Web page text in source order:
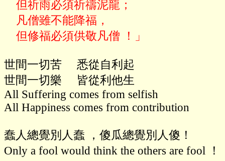
世間一切苦     悉從自利起
世間一切樂     皆從利他生
All Suffering comes from selfish
All Happiness comes from contribution
蠢人總覺別人蠢 ，傻瓜總覺別人傻！
Only a fool would think the others are fool ！